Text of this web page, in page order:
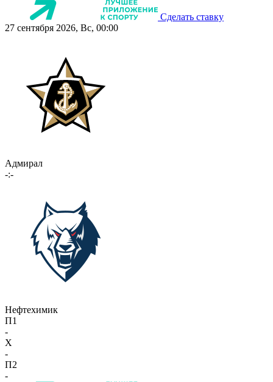
Сделать ставку
27 сентября 2026, Вс, 00:00
Адмирал
-:-
Нефтехимик
П1
-
X
-
П2
-